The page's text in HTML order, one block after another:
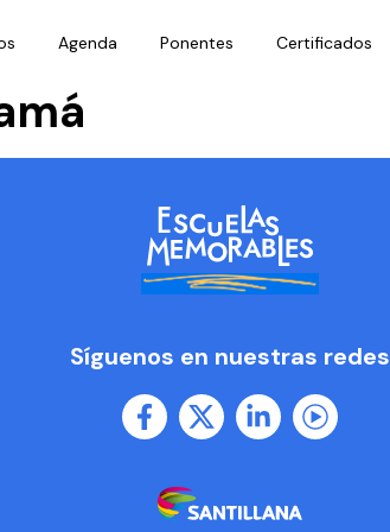
Agenda Ponentes Certificados
Síguenos en nuestras redes